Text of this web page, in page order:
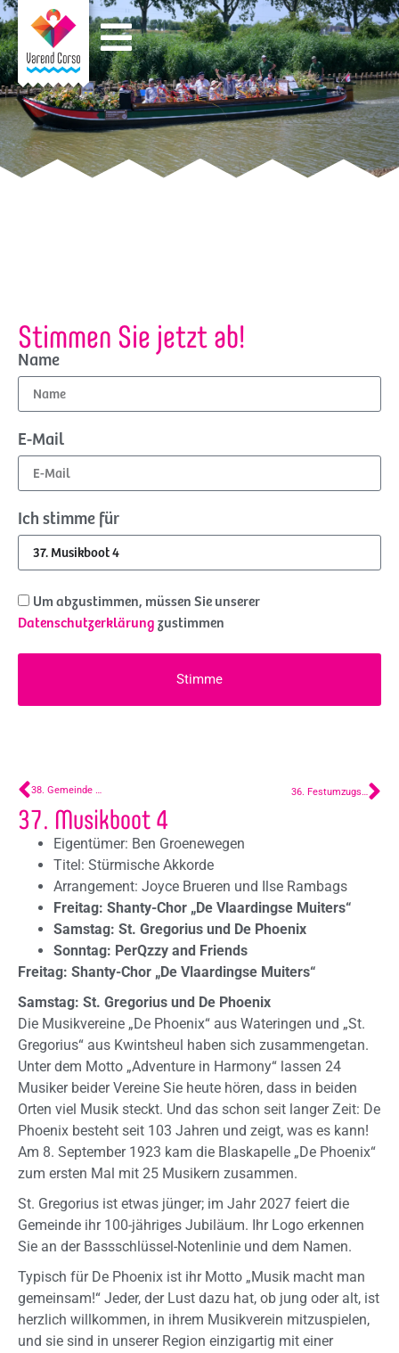
38. Gemeinde Westland
37. Musikboot 4
Eigentümer: Ben Groenewegen
Titel: Stürmische Akkorde
Arrangement: Joyce Brueren und Ilse Rambags
Freitag: Shanty-Chor „De Vlaardingse Muiters“
Samstag: St. Gregorius und De Phoenix
Sonntag: PerQzzy and Friends
Freitag: Shanty-Chor „De Vlaardingse Muiters“
Samstag: St. Gregorius und De Phoenix
Die Musikvereine „De Phoenix“ aus Wateringen und „St.
Gregorius“ aus Kwintsheul haben sich zusammengetan.
Unter dem Motto „Adventure in Harmony“ lassen 24
Musiker beider Vereine Sie heute hören, dass in beiden
Orten viel Musik steckt. Und das schon seit langer Zeit: De
Phoenix besteht seit 103 Jahren und zeigt, was es kann!
Am 8. September 1923 kam die Blaskapelle „De Phoenix“
zum ersten Mal mit 25 Musikern zusammen.
St. Gregorius ist etwas jünger; im Jahr 2027 feiert die
Gemeinde ihr 100-jähriges Jubiläum. Ihr Logo erkennen
Sie an der Bassschlüssel-Notenlinie und dem Namen.
Typisch für De Phoenix ist ihr Motto „Musik macht man
gemeinsam!“ Jeder, der Lust dazu hat, ob jung oder alt, ist
herzlich willkommen, in ihrem Musikverein mitzuspielen,
und sie sind in unserer Region einzigartig mit einer
Stimmen Sie jetzt ab!
Name
E-Mail
Ich stimme für
Um abzustimmen, müssen Sie unserer
Datenschutzerklärung zustimmen
Stimme